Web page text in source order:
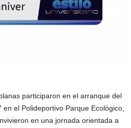
participaron en el arranque del
el Polideportivo Parque Ecológico,
en una jornada orientada a